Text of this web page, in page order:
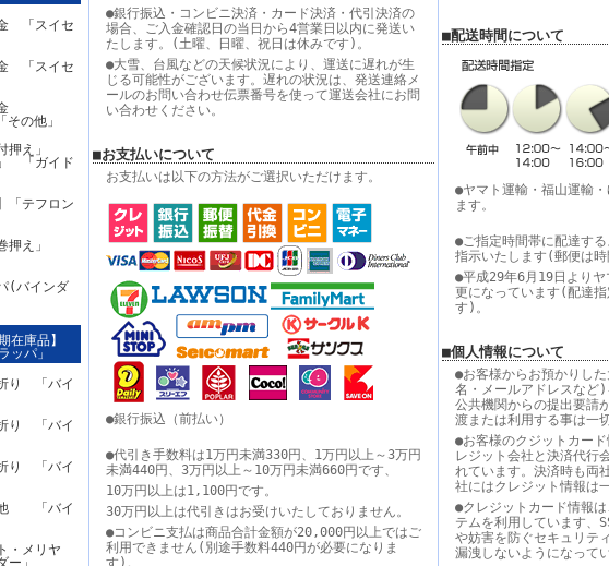
「スイセ
「スイセ
その他」
押え」
「ガイド
「テフロン
押え」
(バインダ
在庫品】
ッパ」
り 「バイ
り 「バイ
り 「バイ
他 「バイ
・メリヤ
」
●銀行振込・コンビニ決済・カード決済・代引決済の
場合、ご入金確認日の当日から4営業日以内に発送い
たします。(土曜、日曜、祝日は休みです)。
●大雪、台風などの天候状況により、運送に遅れが生
じる可能性がございます。遅れの状況は、発送連絡メ
ールのお問い合わせ伝票番号を使って運送会社にお問
い合わせください。
■お支払いについて
お支払いは以下の方法がご選択いただけます。
●銀行振込（前払い）
●代引き手数料は1万円未満330円、1万円以上～3万円
未満440円、3万円以上～10万円未満660円です、
10万円以上は1,100円です。
30万円以上は代引きはお受けいたしておりません。
●コンビニ支払は商品合計金額が20,000円以上ではご
利用できません(別途手数料440円が必要になりま
す)。
■配送時間について
●ヤマト運輸・福山運輸
ます。
●ご指定時間帯に配達す
指示いたします(郵便は時
●平成29年6月19日より
更になっています(配達
す)。
■個人情報について
●お客様からお預かりし
名・メールアドレスなど
公共機関からの提出要請
渡または利用する事は一
●お客様のクジットカー
レジット会社と決済代行
れています。決済時も両
社にはクレジット情報は
●クレジットカード情報
テムを利用しています、
や妨害を防ぐセキュリテ
漏洩しないようになって